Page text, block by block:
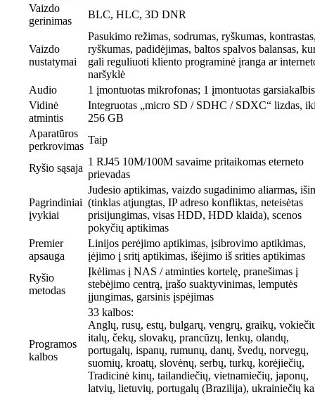
Vaizdo
gerinimas
BLC, HLC, 3D DNR
Vaizdo
nustatymai
Pasukimo režimas, sodrumas, ryškumas,
ryškumas, padidėjimas, baltos spalvos balansas,
gali reguliuoti kliento programinė įranga ar
naršyklė
Audio
1 įmontuotas mikrofonas; 1 įmontuotas garsiakalbis
Vidinė
atmintis
Integruotas „micro SD / SDHC / SDXC“ lizdas,
256 GB
Aparatūros
perkrovimas
Taip
Ryšio sąsaja
1 RJ45 10M/100M savaime pritaikomas eterneto
prievadas
Pagrindiniai
įvykiai
Judesio aptikimas, vaizdo sugadinimo aliarmas,
(tinklas atjungtas, IP adreso konfliktas, neteisėtas
prisijungimas, visas HDD, HDD klaida), scenos
pokyčių aptikimas
Premier
apsauga
Linijos perėjimo aptikimas, įsibrovimo aptikimas,
įėjimo į sritį aptikimas, išėjimo iš srities aptikimas
Ryšio
metodas
Įkėlimas į NAS / atminties kortelę, pranešimas į
stebėjimo centrą, įrašo suaktyvinimas, lemputės
įjungimas, garsinis įspėjimas
Programos
kalbos
33 kalbos:
Anglų, rusų, estų, bulgarų, vengrų, graikų,
italų, čekų, slovakų, prancūzų, lenkų, olandų,
portugalų, ispanų, rumunų, danų, švedų, norvegų,
suomių, kroatų, slovėnų, serbų, turkų, korėjiečių,
Tradicinė kinų, tailandiečių, vietnamiečių, japonų,
latvių, lietuvių, portugalų (Brazilija), ukrainiečių